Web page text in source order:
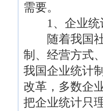
需要。
1、企业统
随着我国社
制、经营方式
我国企业统计
改革，多数企
把企业统计只